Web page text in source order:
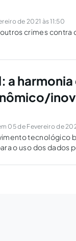
de 2021 às 11:50
crimes contra
a harmonia
05 de Fevereiro de
tecnológico
o uso dos dados